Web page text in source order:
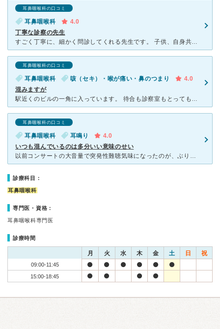
耳鼻咽喉科の口コミ
耳鼻咽喉科
4.0
丁寧な診察の先生
すごく丁寧に、細かく問診してくれる先生です。 子供、自身共にお世話になったことがあります。 子供の中耳炎にはちゃんと細菌培養を出してから抗生剤を決めてくれたり、私は魚の骨が喉にささったのを取りに行
耳鼻咽喉科の口コミ
耳鼻咽喉科 咳（セキ）・喉が痛い・鼻のつまり
4.0
混みますが
駅近くのビルの一角に入っています。 待合も診察室もとっても狭いのですが、いつも人が絶えることはありません。それだけ信頼のある診察をされているのだと思います。実際先生はよく質問してくださり、こちらの状
耳鼻咽喉科の口コミ
耳鼻咽喉科 耳鳴り
4.0
いつも混んでいるのは多分いい意味のせい
以前コンサートの大音量で突発性難聴気味になったのが、ぶり返した感じで耳鳴りが気になるようになって受診しました。 聴力の検査をして貰ったところ、数値は深刻な状態ではないし、加齢的なものもあるのでね
診療科目：
耳鼻咽喉科
専門医・資格：
耳鼻咽喉科専門医
診療時間
月 火 水 木 金 土 日 祝
09:00-11:45
15:00-18:45